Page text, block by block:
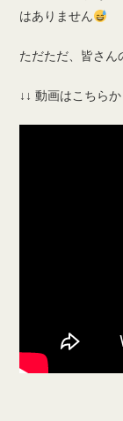
はありません
ただただ、皆さ
↓↓ 動画はこちら